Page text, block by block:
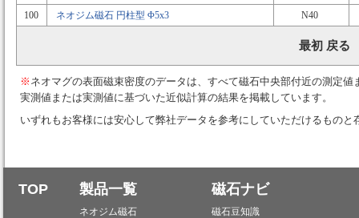
100
ネオジム磁石 円柱型 Φ5x3 N40
最初 戻
※ ネオマグの表面磁束密度のデータは、すべて磁石中央部付近の測定
実測値または実測値に基づいた近似計算の結果を掲載しています。
いずれもお客様には安心して弊社データを参考にしていただけるものと
TOP 製品一覧
ネオジム磁石
磁石ナビ
磁石豆知識